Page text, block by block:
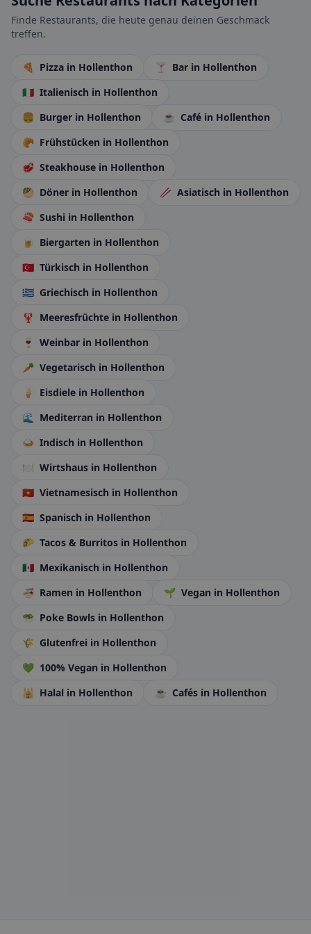
Finde Restaurants, die heute genau deinen Geschmack
treffen.
🍕 Pizza in Hollenthon 🍸 Bar in Hollenthon
🇮🇹 Italienisch in Hollenthon
🍔 Burger in Hollenthon ☕ Café in Hollenthon
🥐 Frühstücken in Hollenthon
🥩 Steakhouse in Hollenthon
🥙 Döner in Hollenthon 🥢 Asiatisch in Hollenthon
🍣 Sushi in Hollenthon
🍺 Biergarten in Hollenthon
🇹🇷 Türkisch in Hollenthon
🇬🇷 Griechisch in Hollenthon
🦞 Meeresfrüchte in Hollenthon
🍷
Weinbar in Hollenthon
🥕 Vegetarisch in Hollenthon
🍦
Eisdiele in Hollenthon
🌊
Mediterran in Hollenthon
🍛 Indisch in Hollenthon
🍽️ Wirtshaus in Hollenthon
🇻🇳 Vietnamesisch in Hollenthon
🇪🇸 Spanisch in Hollenthon
🌮 Tacos & Burritos in Hollenthon
🇲🇽 Mexikanisch in Hollenthon
🍜 Ramen in Hollenthon 🌱 Vegan in Hollenthon
🥗 Poke Bowls in Hollenthon
🌾 Glutenfrei in Hollenthon
💚 100% Vegan in Hollenthon
🕌 Halal in Hollenthon ☕ Cafés in Hollenthon